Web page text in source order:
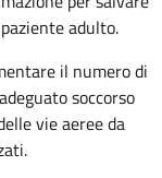
adulto.
il numero di
soccorso
vie aeree da